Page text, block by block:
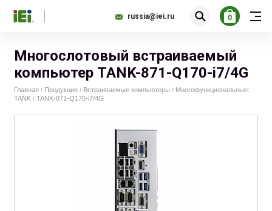
russia@iei.ru 0
Многослотовый встраиваемый
компьютер TANK-871-Q170-i7/4G
Главная / Продукция / Встраиваемые компьютеры / Многофункциональные:
TANK / TANK-871-Q170-i7/4G